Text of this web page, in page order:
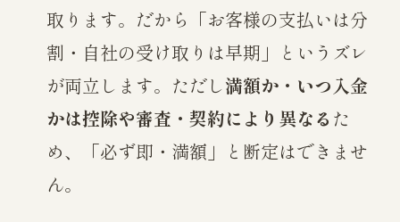
取ります。だから「お客様の支払いは分
割・自社の受け取りは早期」というズレ
が両立します。ただし満額か・いつ入金
かは控除や審査・契約により異なる た
め、「必ず即・満額」と断定はできませ
ん。